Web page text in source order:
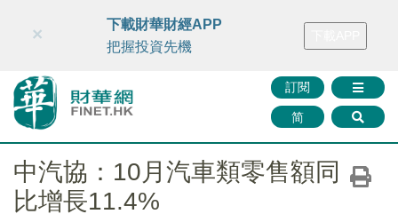
財華智庫網 FINTV FINMETA 財華證券 媒體矩陣
訂閱
简
×
下載財華財經APP
把握投資先機
中汽協：10月汽車類零售額同
比增長11.4%